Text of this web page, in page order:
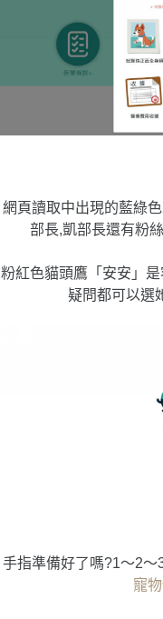
網頁讀取中出現的藍綠
部長,凱部長還有粉
粉紅色貓頭鷹「安安」
疑問都可以選
手指準備好了嗎?1〜2
寵